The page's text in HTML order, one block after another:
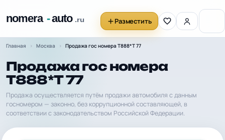
Разместить
Главная Москва Продажа гос номера Т888*Т 77
Продажа гос номера
Т888*Т 77
Продажа осуществляется путём продажи автомобиля с данным
госномером — законно, без коррупционной составляющей, в
соответствии с законодательством Российской Федерации.